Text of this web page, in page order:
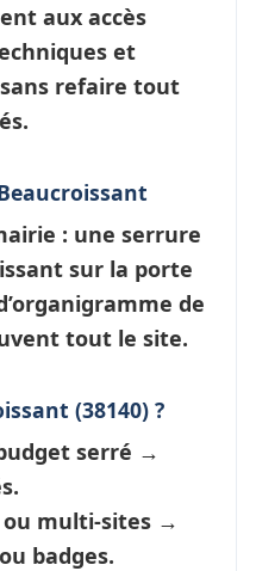
aux accès
et
refaire tout
.
: une serrure
sur la porte
organigramme de
tout le site.
(38140) ?
serré →
.
ou multi-sites →
ou badges.